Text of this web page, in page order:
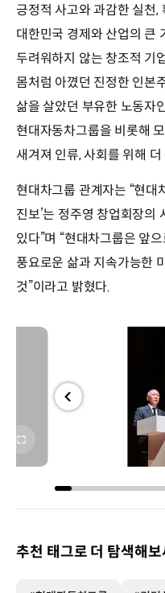
긍정적 사고와 과감한 실천,
대한민국 경제와 산업의 큰
두려워하지 않는 창조적 기
몸처럼 아꼈던 진정한 인본
삶을 살았던 부유한 노동자
현대자동차그룹을 비롯해
새겨져 인류, 사회를 위해
현대차그룹 관계자는 “현대
진보’는 정주영 창업회장의
있다”며 “현대차그룹은 앞
풍요로운 삶과 지속가능한
것”이라고 밝혔다.
화면
추천 태그로 더 탐색해보